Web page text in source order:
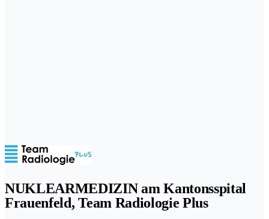
NUKLEARMEDIZIN am Kantonsspital
Frauenfeld, Team Radiologie Plus